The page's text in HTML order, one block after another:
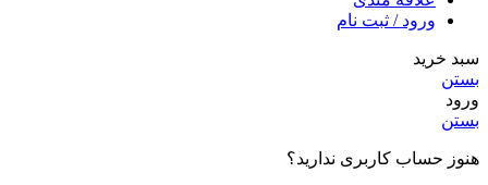
ورود / ثبت نام
سبد خرید
بستن
ورود
بستن
هنوز حساب کاربری ندارید؟